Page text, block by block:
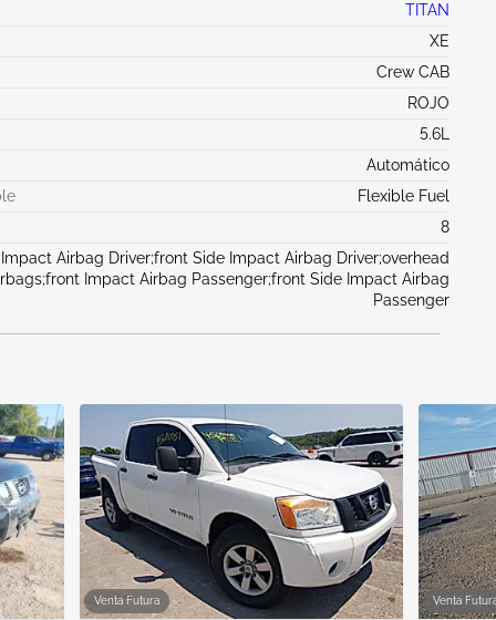
TITAN
XE
Crew CAB
ROJO
5.6L
Automático
Flexible Fuel
8
Impact Airbag Driver;front Side Impact Airbag Driver;overhead
Impact Airbag Passenger;front Side Impact Airbag
Passenger
Venta Futura Venta